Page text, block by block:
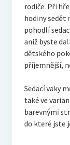
rodiče. Při
hodiny sedět
pohodlí
aniž byste
dětského
příjemnější,
Sedací vaky
také ve
barevnými
do které jste